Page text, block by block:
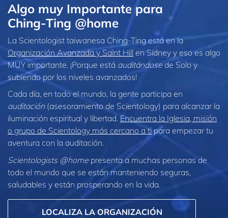
Algo muy Importante para
Ching‑Ting @home
La Scientologist taiwanesa Ching‑Ting está en la
Organización Avanzada y Saint Hill en Sídney y eso es algo
MUY importante. ¡Porque está auditándosede Solo y
subiendo por los niveles avanzados!
Cada día, en todo el mundo, la gente participa en
auditación(asesoramiento de Scientology) para alcanzar la
iluminación espiritual y libertad. Encuentra la Iglesia, misión
o grupo de Scientology más cercano a tipara empezar tu
aventura con la auditación.
Scientologists @home presenta a muchas personas de
todo el mundo que se están manteniendo seguras,
saludables y están prosperando en la vida.
LOCALIZA LA ORGANIZACIÓN